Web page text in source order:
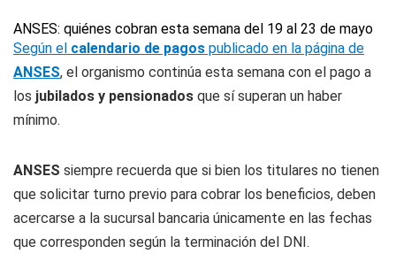
ANSES: quiénes cobran esta semana del 19 al 23 de mayo
Según el calendario de pagos publicado en la página de
ANSES, el organismo continúa esta semana con el pago a
los jubilados y pensionados que sí superan un haber
mínimo.
ANSES siempre recuerda que si bien los titulares no tienen
que solicitar turno previo para cobrar los beneficios, deben
acercarse a la sucursal bancaria únicamente en las fechas
que corresponden según la terminación del DNI.